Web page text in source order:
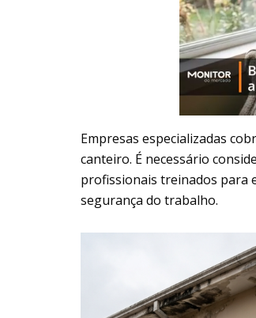
Empresas especializadas
canteiro. É necessário
profissionais treinados para
segurança do trabalho.